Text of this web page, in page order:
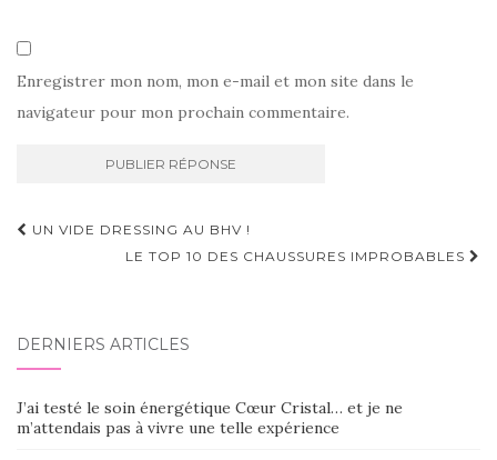
Enregistrer mon nom, mon e-mail et mon site dans le
navigateur pour mon prochain commentaire.
Navigation
d'article
UN VIDE DRESSING AU BHV !
LE TOP 10 DES CHAUSSURES IMPROBABLES
DERNIERS ARTICLES
J’ai testé le soin énergétique Cœur Cristal… et je ne
m’attendais pas à vivre une telle expérience